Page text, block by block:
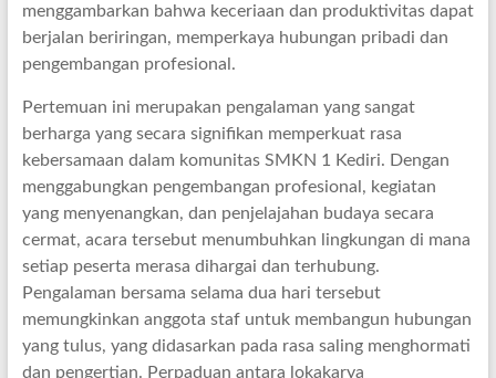
menggambarkan bahwa keceriaan dan produktivitas dapat
berjalan beriringan, memperkaya hubungan pribadi dan
pengembangan profesional.
Pertemuan ini merupakan pengalaman yang sangat
berharga yang secara signifikan memperkuat rasa
kebersamaan dalam komunitas SMKN 1 Kediri. Dengan
menggabungkan pengembangan profesional, kegiatan
yang menyenangkan, dan penjelajahan budaya secara
cermat, acara tersebut menumbuhkan lingkungan di mana
setiap peserta merasa dihargai dan terhubung.
Pengalaman bersama selama dua hari tersebut
memungkinkan anggota staf untuk membangun hubungan
yang tulus, yang didasarkan pada rasa saling menghormati
dan pengertian. Perpaduan antara lokakarya